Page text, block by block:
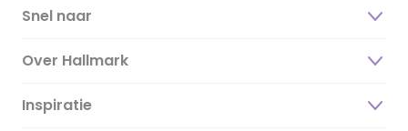
Snel naar
Over Hallmark
Over ons
Inspiratie